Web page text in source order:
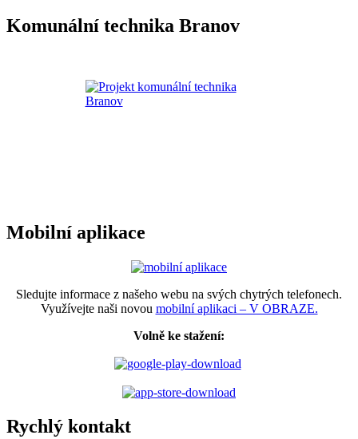
Komunální technika Branov
Mobilní aplikace
Sledujte informace z našeho webu na svých chytrých telefonech.
Využívejte naši novou mobilní aplikaci – V OBRAZE.
Volně ke stažení:
Rychlý kontakt